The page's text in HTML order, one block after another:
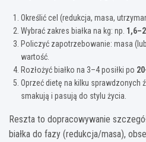
Określić cel (redukcja, masa,
Wybrać zakres białka na kg: np.
Policzyć zapotrzebowanie: masa
wartość.
Rozłożyć białko na 3–4 posiłki po
Oprzeć dietę na kilku sprawdzonych
smakują i pasują do stylu życia.
Reszta to dopracowywanie
białka do fazy (redukcja/masa),